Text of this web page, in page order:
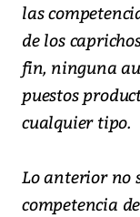
las
de los
fin, ninguna
puestos
cualquier tipo.
Lo anterior no
competencia